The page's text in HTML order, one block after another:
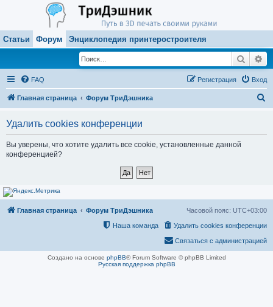
Статьи Форум Энциклопедия принтеростроителя
Поиск
FAQ Вход
Регистрация
Главная страница Форум ТриДэшника
Удалить cookies конференции
Вы уверены, что хотите удалить все cookie, установленные данной
конференцией?
Главная страница Форум ТриДэшника Часовой пояс: UTC+03:00
Удалить cookies конференции
Наша команда
Связаться с администрацией
Создано на основе phpBB® Forum Software © phpBB Limited
Русская поддержка phpBB